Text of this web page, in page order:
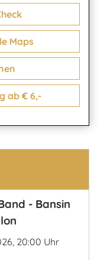
Maps
ab € 6,-
- Bansin
20:00 Uhr